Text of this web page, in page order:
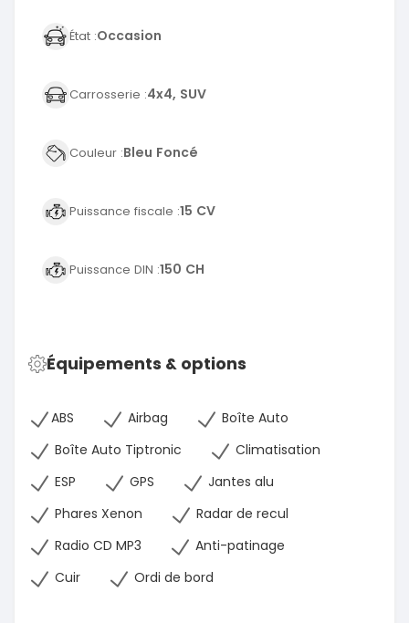
État :Occasion
Carrosserie :4x4, SUV
Couleur :Bleu Foncé
Puissance fiscale :15 CV
Puissance DIN :150 CH
Équipements & options
ABS Airbag
Boîte Auto
Boîte Auto Tiptronic
Climatisation
ESP
GPS
Jantes alu
Phares Xenon
Radar de recul
Radio CD MP3
Anti-patinage
Cuir
Ordi de bord